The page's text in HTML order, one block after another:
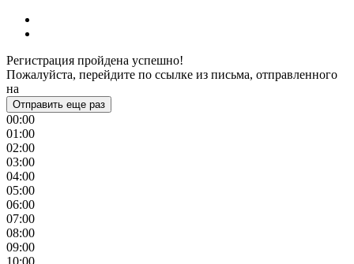
Регистрация пройдена успешно!
Пожалуйста, перейдите по ссылке из письма, отправленного
на
Отправить еще раз
00:00
01:00
02:00
03:00
04:00
05:00
06:00
07:00
08:00
09:00
10:00